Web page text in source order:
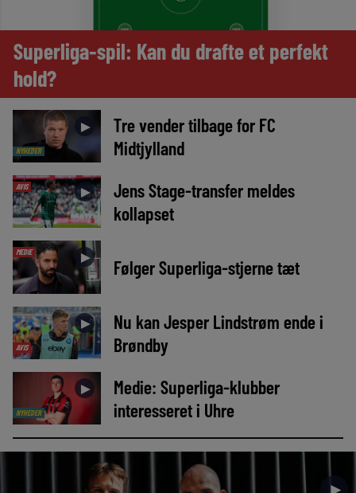
Superliga-spil: Kan du drafte et perfekt
hold?
NYHEDER
►
Tre vender tilbage for FC
Midtjylland
AVIS ►
Jens Stage-transfer meldes
kollapset
MEDIE ► Følger Superliga-stjerne tæt
AVIS
►
Nu kan Jesper Lindstrøm ende i
Brøndby
NYHEDER
►
Medie: Superliga-klubber
interesseret i Uhre